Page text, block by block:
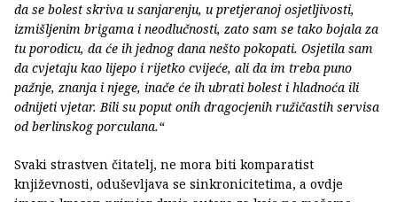
da se bolest skriva u sanjarenju, u pretjeranoj osjetljivosti,
izmišljenim brigama i neodlučnosti, zato sam se tako bojala za
tu porodicu, da će ih jednog dana nešto pokopati. Osjetila sam
da cvjetaju kao lijepo i rijetko cvijeće, ali da im treba puno
pažnje, znanja i njege, inače će ih ubrati bolest i hladnoća ili
odnijeti vjetar. Bili su poput onih dragocjenih ružičastih servisa
od berlinskog porculana.“
Svaki strastven čitatelj, ne mora biti komparatist
književnosti, oduševljava se sinkronicitetima, a ovdje